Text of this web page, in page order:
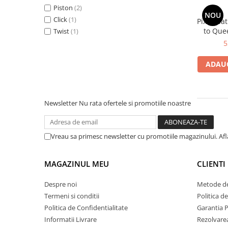
Piston (2)
Click(1)
Twist(1)
NOU
Pix
to
Newsletter Nu rata ofertele si promotiile noastre
Vreau sa primesc newsletter cu promotiile magazinului.
MAGAZINUL MEU
Despre noi
Termeni si conditii
Politica de Confidentialitate
Informatii Livrare
CLIENTI
Metode
Politica
Garantia